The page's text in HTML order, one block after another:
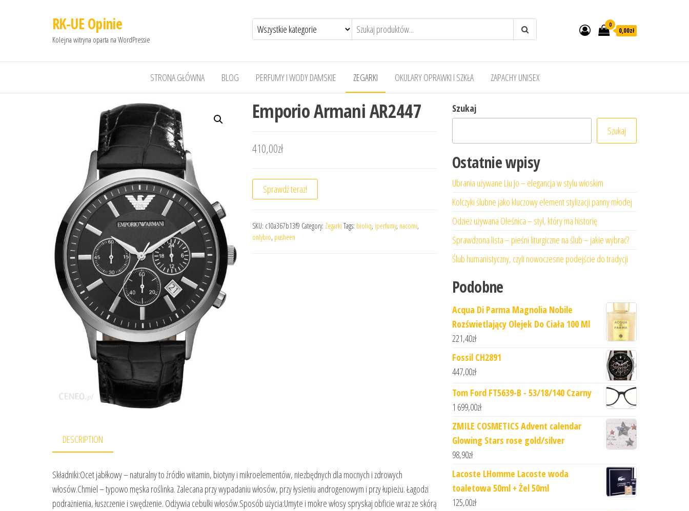
RK-UE Opinie
Kolejna witryna oparta na WordPressie
0
0,00zł
STRONA GŁÓWNA BLOG PERFUMY I WODY DAMSKIE ZEGARKI OKULARY OPRAWKI I SZKŁA ZAPACHY UNISEX
Emporio Armani AR2447
410,00zł
Sprawdź teraz!
SKU: c10a367b13f9 Category: Zegarki Tags: bioliq, iperfumy, nacomi,
onlybio, pusheen
DESCRIPTION
Składniki:Ocet jabłkowy – naturalny to źródło witamin, biotyny i mikroelementów, niezbędnych dla mocnych i zdrowych
włosów.Chmiel – typowo męska roślinka. Zalecana przy wypadaniu włosów, przy łysieniu androgenowym i przy łupieżu. Łagodzi
podrażnienia, łuszczenie i swędzenie. Odżywia cebulki włosów.Sposób użycia:Umyte i mokre włosy spryskaj obficie wraz ze skórą
Szukaj
Szukaj
Ostatnie wpisy
Ubrania używane Liu Jo – elegancja w stylu włoskim
Kolczyki ślubne jako kluczowy element stylizacji panny młodej
Odzież używana Oleśnica – styl, który ma historię
Sprawdzona lista – pieśni liturgiczne na ślub – jakie wybrać?
Ślub humanistyczny, czyli nowoczesne podejście do tradycji
Podobne
Acqua Di Parma Magnolia Nobile
Rozświetlający Olejek Do Ciała 100 Ml
221,40zł
Fossil CH2891
447,00zł
Tom Ford FT5639-B - 53/18/140 Czarny
1 699,00zł
ZMILE COSMETICS Advent calendar
Glowing Stars rose gold/silver
98,90zł
Lacoste LHomme Lacoste woda
toaletowa 50ml + Żel 50ml
125,00zł